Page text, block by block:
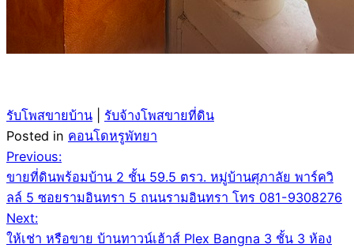
รับโพสขายบ้าน
รับจ้างโพสขายที่ดิน
Posted in คอนโดหรูพัทยา
Post
navigation
Previous:
ขายที่ดินพร้อมบ้าน 2 ชั้น 59.5 ตรว. หมู่บ้านศุภาลัย พาร์ควิ
ลล์ 5 ซอยรามอินทรา 5 ถนนรามอินทรา โทร 081-9308276
Next:
ให้เช่า หรือขาย บ้านทาวน์เฮ้าส์ Plex Bangna 3 ชั้น 3 ห้อง